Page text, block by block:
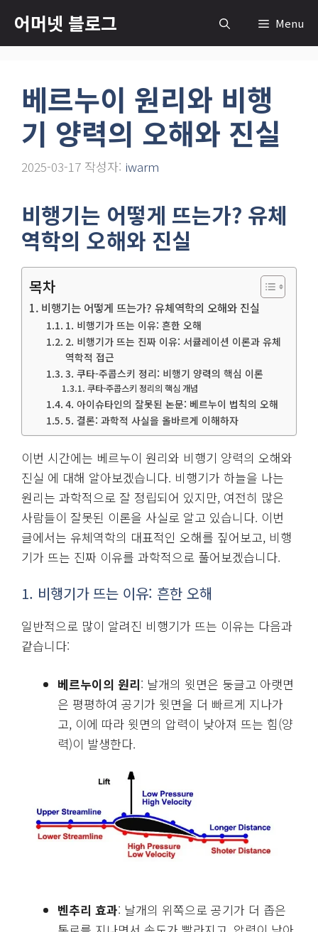
츠
어머넷 블로그 Menu
베르누이 원리와 비행
기 양력의 오해와 진실
2025-03-17 작성자: iwarm
비행기는 어떻게 뜨는가? 유체
역학의 오해와 진실
목차
비행기는 어떻게 뜨는가? 유체역학의 오해와 진실
1. 비행기가 뜨는 이유: 흔한 오해
2. 비행기가 뜨는 진짜 이유: 서큘레이션 이론과 유체
역학적 접근
3. 쿠타-주콥스키 정리: 비행기 양력의 핵심 이론
쿠타-주콥스키 정리의 핵심 개념
4. 아이슈타인의 잘못된 논문: 베르누이 법칙의 오해
5. 결론: 과학적 사실을 올바르게 이해하자
이번 시간에는 베르누이 원리와 비행기 양력의 오해와
진실 에 대해 알아보겠습니다. 비행기가 하늘을 나는
원리는 과학적으로 잘 정립되어 있지만, 여전히 많은
사람들이 잘못된 이론을 사실로 알고 있습니다. 이번
글에서는 유체역학의 대표적인 오해를 짚어보고, 비행
기가 뜨는 진짜 이유를 과학적으로 풀어보겠습니다.
1. 비행기가 뜨는 이유: 흔한 오해
일반적으로 많이 알려진 비행기가 뜨는 이유는 다음과
같습니다:
베르누이의 원리: 날개의 윗면은 둥글고 아랫면
은 평평하여 공기가 윗면을 더 빠르게 지나가
고, 이에 따라 윗면의 압력이 낮아져 뜨는 힘(양
력)이 발생한다.
벤추리 효과: 날개의 위쪽으로 공기가 더 좁은